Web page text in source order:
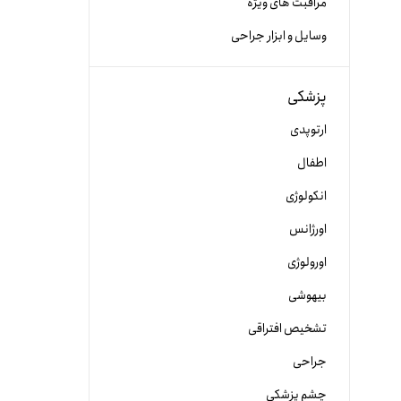
وسایل و ابزار جراحی
پزشکی
ارتوپدی
اطفال
انکولوژی
اورژانس
اورولوژی
بیهوشی
تشخیص افتراقی
جراحی
چشم پزشکی